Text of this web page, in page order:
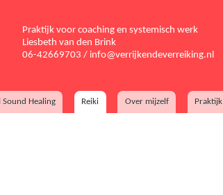
Praktijk voor coaching en systemisch werk
Liesbeth van den Brink
06-42669703 / info@verrijkendeverreiking.nl
Sound Healing Reiki Over mijzelf Praktijk